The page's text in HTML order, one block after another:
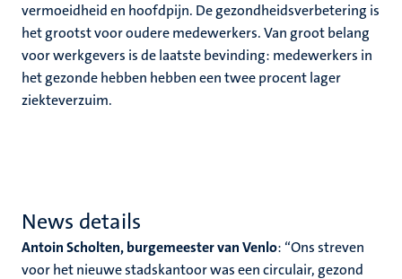
vermoeidheid en hoofdpijn. De gezondheidsverbetering is
het grootst voor oudere medewerkers. Van groot belang
voor werkgevers is de laatste bevinding: medewerkers in
het gezonde hebben hebben een twee procent lager
ziekteverzuim.
News details
Antoin Scholten, burgemeester van Venlo: “Ons streven
voor het nieuwe stadskantoor was een circulair, gezond